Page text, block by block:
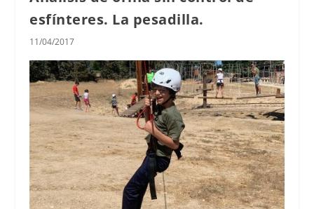
esfínteres. La pesadilla.
11/04/2017